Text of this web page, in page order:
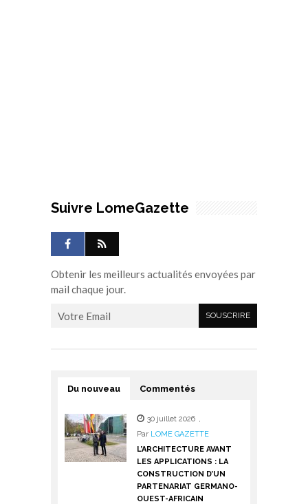
Suivre LomeGazette
Obtenir les meilleurs actualités envoyées par
mail chaque jour.
Du nouveau Commentés
30 juillet 2026 ,
Par LOME GAZETTE
L’ARCHITECTURE AVANT
LES APPLICATIONS : LA
CONSTRUCTION D’UN
PARTENARIAT GERMANO-
OUEST-AFRICAIN